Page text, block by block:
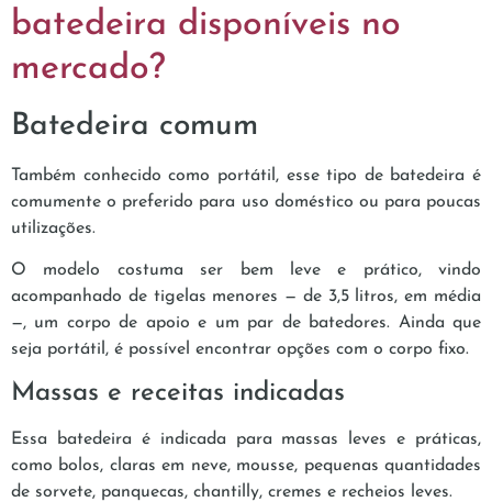
batedeira disponíveis no
mercado?
Batedeira comum
Também conhecido como portátil, esse tipo de batedeira é
comumente o preferido para uso doméstico ou para poucas
utilizações.
O modelo costuma ser bem leve e prático, vindo
acompanhado de tigelas menores — de 3,5 litros, em média
—, um corpo de apoio e um par de batedores. Ainda que
seja portátil, é possível encontrar opções com o corpo fixo.
Massas e receitas indicadas
Essa batedeira é indicada para massas leves e práticas,
como bolos, claras em neve, mousse, pequenas quantidades
de sorvete, panquecas, chantilly, cremes e recheios leves.